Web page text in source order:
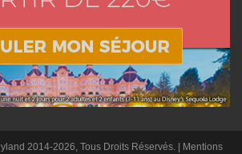
2014-2026, Tous Droits Réservés. | Mentions